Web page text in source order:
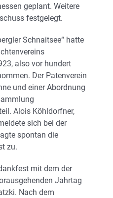
geplant. Weitere
festgelegt.
Schnaitsee“ hatte
also vor hundert
Der Patenverein
und einer Abordnung
Alois Köhldorfner,
sich bei der
spontan die
zu.
mit dem der
Jahrtag
Nach dem